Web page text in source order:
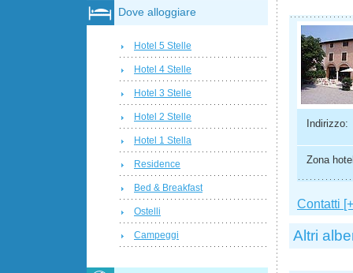
Indirizzo:
Zona
Contatti
Altri
Dove alloggiare
Hotel 5 Stelle
Hotel 4 Stelle
Hotel 3 Stelle
Hotel 2 Stelle
Hotel 1 Stella
Residence
Bed & Breakfast
Ostelli
Campeggi